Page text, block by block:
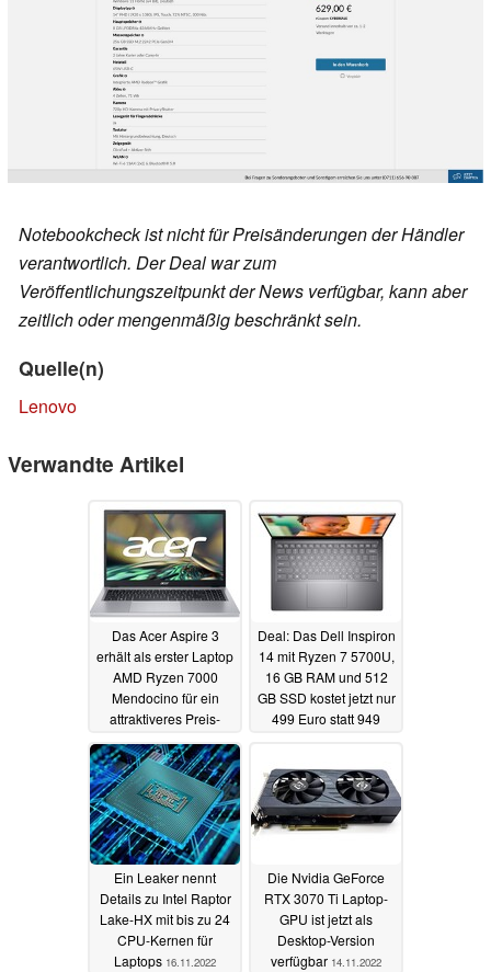
Notebookcheck ist nicht für Preisänderungen der Händler
verantwortlich. Der Deal war zum
Veröffentlichungszeitpunkt der News verfügbar, kann aber
zeitlich oder mengenmäßig beschränkt sein.
Quelle(n)
Lenovo
Verwandte Artikel
Das Acer Aspire 3
erhält als erster Laptop
AMD Ryzen 7000
Mendocino für ein
attraktiveres Preis-
17.11.2022
Deal: Das Dell Inspiron
14 mit Ryzen 7 5700U,
16 GB RAM und 512
GB SSD kostet jetzt nur
499 Euro statt 949
Ein Leaker nennt
Details zu Intel Raptor
Lake-HX mit bis zu 24
CPU-Kernen für
Laptops 16.11.2022
Die Nvidia GeForce
RTX 3070 Ti Laptop-
GPU ist jetzt als
Desktop-Version
verfügbar 14.11.2022